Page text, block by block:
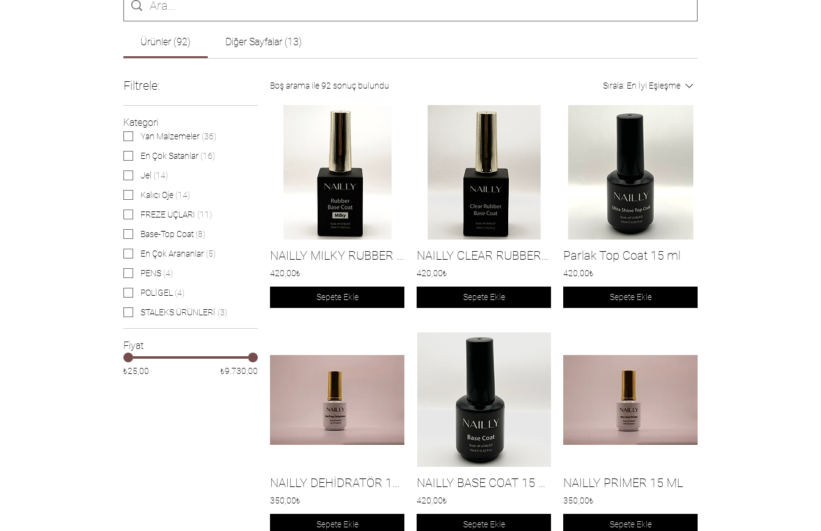
Ürünler (92) Diğer Sayfalar (13)
Filtrele:
Kategori
Yan Malzemeler (36)
En Çok Satanlar (16)
Jel (14)
Kalıcı Oje (14)
FREZE UÇLARI (11)
Base-Top Coat (8)
En Çok Arananlar (5)
PENS (4)
POLİGEL (4)
STALEKS ÜRÜNLERİ (3)
Fiyat
₺25,00 ₺9.730,00
Boş arama ile 92 sonuç bulundu Sırala: En İyi Eşleşme
NAILLY MILKY RUBBER BASE 15ML
420,00₺
Sepete Ekle
NAILLY CLEAR RUBBER BASE COAT 15 ml
420,00₺
Sepete Ekle
Parlak Top Coat 15 ml
420,00₺
Sepete Ekle
NAILLY DEHİDRATÖR 15 ML
350,00₺
Sepete Ekle
NAILLY BASE COAT 15 ml
420,00₺
Sepete Ekle
NAILLY PRİMER 15 ML
350,00₺
Sepete Ekle